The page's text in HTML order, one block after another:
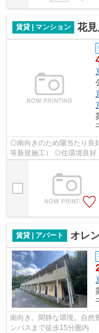
賃貸 | マンション 花
◎南向きのため陽当たり良
等新規施工） ◎住環境良好
10分圏内）
賃貸 | アパート オレ
南向き。閑静な環境。自然
ンパスまで徒歩15分圏内